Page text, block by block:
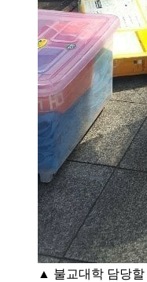
▲ 불교대학 담당